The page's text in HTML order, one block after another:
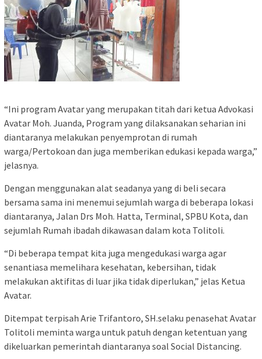
“Ini program Avatar yang merupakan titah dari ketua Advokasi
Avatar Moh. Juanda, Program yang dilaksanakan seharian ini
diantaranya melakukan penyemprotan di rumah
warga/Pertokoan dan juga memberikan edukasi kepada warga,”
jelasnya.
Dengan menggunakan alat seadanya yang di beli secara
bersama sama ini menemui sejumlah warga di beberapa lokasi
diantaranya, Jalan Drs Moh. Hatta, Terminal, SPBU Kota, dan
sejumlah Rumah ibadah dikawasan dalam kota Tolitoli.
“Di beberapa tempat kita juga mengedukasi warga agar
senantiasa memelihara kesehatan, kebersihan, tidak
melakukan aktifitas di luar jika tidak diperlukan,” jelas Ketua
Avatar.
Ditempat terpisah Arie Trifantoro, SH.selaku penasehat Avatar
Tolitoli meminta warga untuk patuh dengan ketentuan yang
dikeluarkan pemerintah diantaranya soal Social Distancing.